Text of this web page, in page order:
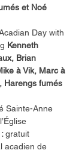
et Noé
Day with
Kenneth
Brian
à Vik, Marc à
Harengs fumés
Sainte-Anne
gratuit
acadien de